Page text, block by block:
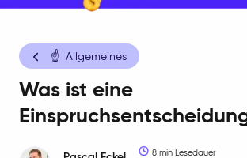
☝️ Allgemeines
Was ist eine
8 min Lesedauer